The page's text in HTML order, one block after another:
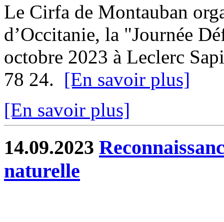
Le Cirfa de Montauban
d’Occitanie, la "Journée
octobre 2023 à Leclerc
78 24. [En savoir plus]
[En savoir plus]
14.09.2023
naturelle